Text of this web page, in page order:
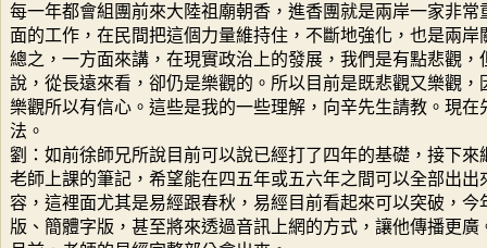
每一年都會組團前來大陸祖廟朝香，進香團就是兩岸一家非
面的工作，在民間把這個力量維持住，不斷地強化，也是兩
總之，一方面來講，在現實政治上的發展，我們是有點悲觀
說，從長遠來看，卻仍是樂觀的。所以目前是既悲觀又樂觀
樂觀所以有信心。這些是我的一些理解，向辛先生請教。現
法。
劉：如前徐師兄所說目前可以說已經打了四年的基礎，接下
老師上課的筆記，希望能在四五年或五六年之間可以全部出
容，這裡面尤其是易經跟春秋，易經目前看起來可以突破，
版、簡體字版，甚至將來透過音訊上網的方式，讓他傳播更